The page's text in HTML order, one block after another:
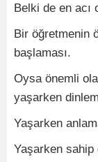
Belki de en acı
Bir öğretmenin
başlaması.
Oysa önemli
yaşarken
Yaşarken
Yaşarken sahip